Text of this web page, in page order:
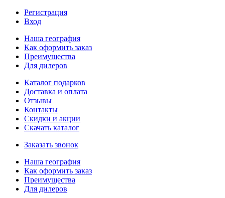
Регистрация
Вход
Наша география
Как оформить заказ
Преимущества
Для дилеров
Каталог подарков
Доставка и оплата
Отзывы
Контакты
Скидки и акции
Скачать каталог
Заказать звонок
Наша география
Как оформить заказ
Преимущества
Для дилеров